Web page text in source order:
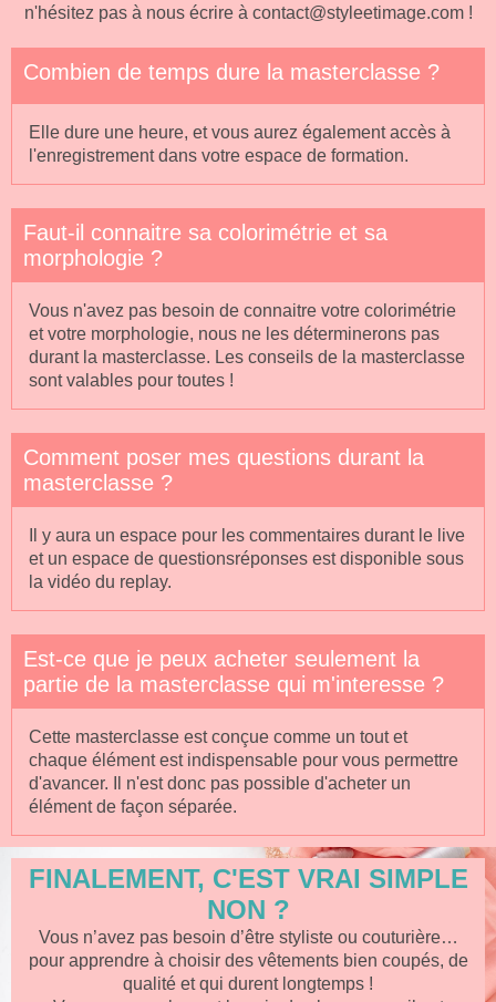
n'hésitez pas à nous écrire à contact@styleetimage.com !
Combien de temps dure la masterclasse ?
Elle dure une heure, et vous aurez également accès à
l'enregistrement dans votre espace de formation.
Faut-il connaitre sa colorimétrie et sa
morphologie ?
Vous n'avez pas besoin de connaitre votre colorimétrie
et votre morphologie, nous ne les déterminerons pas
durant la masterclasse. Les conseils de la masterclasse
sont valables pour toutes !
Comment poser mes questions durant la
masterclasse ?
Il y aura un espace pour les commentaires durant le live
et un espace de questionsréponses est disponible sous
la vidéo du replay.
Est-ce que je peux acheter seulement la
partie de la masterclasse qui m'interesse ?
Cette masterclasse est conçue comme un tout et
chaque élément est indispensable pour vous permettre
d'avancer. Il n'est donc pas possible d'acheter un
élément de façon séparée.
FINALEMENT, C'EST VRAI SIMPLE
NON ?
Vous n’avez pas besoin d’être styliste ou couturière…
pour apprendre à choisir des vêtements bien coupés, de
qualité et qui durent longtemps !